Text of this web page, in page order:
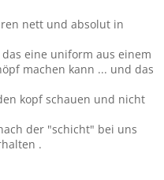
nett und absolut in
eine uniform aus einem
machen kann ... und das
kopf schauen und nicht
der "schicht" bei uns
.